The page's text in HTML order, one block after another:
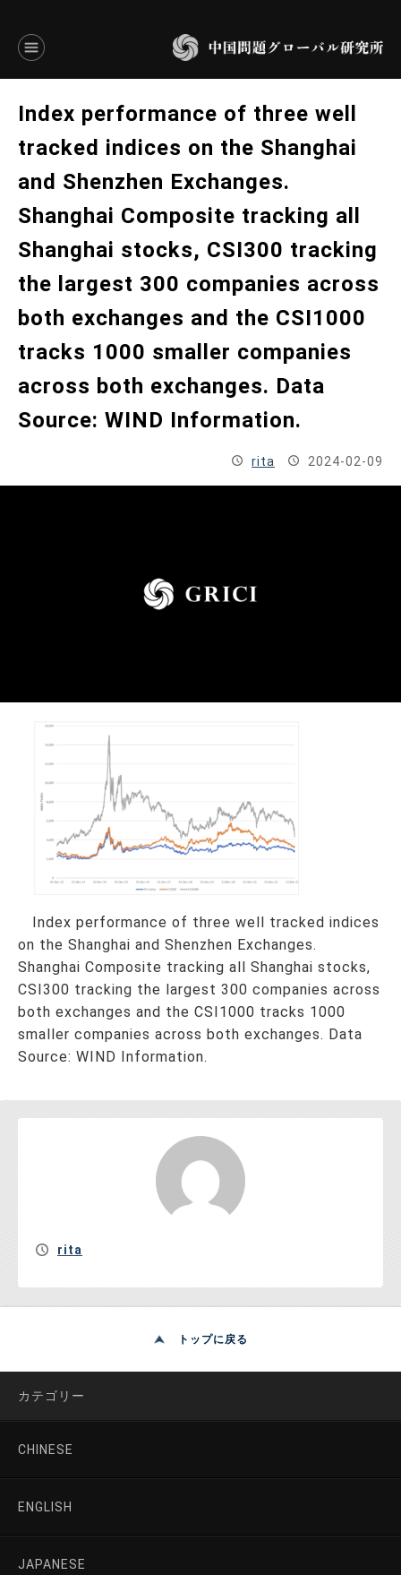
ENGLISH
JAPANESE
基本操作
トップページ
研究員
研究所概要
設立趣意書
お問い合わせ
Index performance of three well
tracked indices on the Shanghai
and Shenzhen Exchanges.
Shanghai Composite tracking all
Shanghai stocks, CSI300 tracking
the largest 300 companies across
both exchanges and the CSI1000
tracks 1000 smaller companies
across both exchanges. Data
Source: WIND Information.
rita 2024-02-09
Index performance of three well tracked indices
on the Shanghai and Shenzhen Exchanges.
Shanghai Composite tracking all Shanghai stocks,
CSI300 tracking the largest 300 companies across
both exchanges and the CSI1000 tracks 1000
smaller companies across both exchanges. Data
Source: WIND Information.
rita
トップに戻る
カテゴリー
CHINESE
ENGLISH
JAPANESE